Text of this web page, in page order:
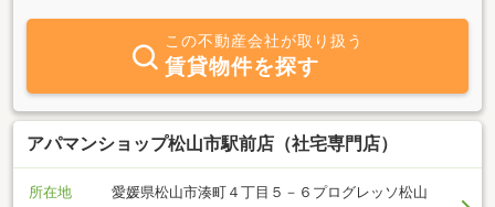
タやフェイスブックを活用したWebアプローチと豊富な実績を活か
し、お客様にとって最良の選択肢をご提案いたします。住まい探し
は、私たちとともに。安心と信頼のサービスをお約束します。
この不動産会社が取り扱う
賃貸物件を探す
アパマンショップ松山市駅前店（社宅専門店）
所在地
愛媛県松山市湊町４丁目５－６プログレッソ松山